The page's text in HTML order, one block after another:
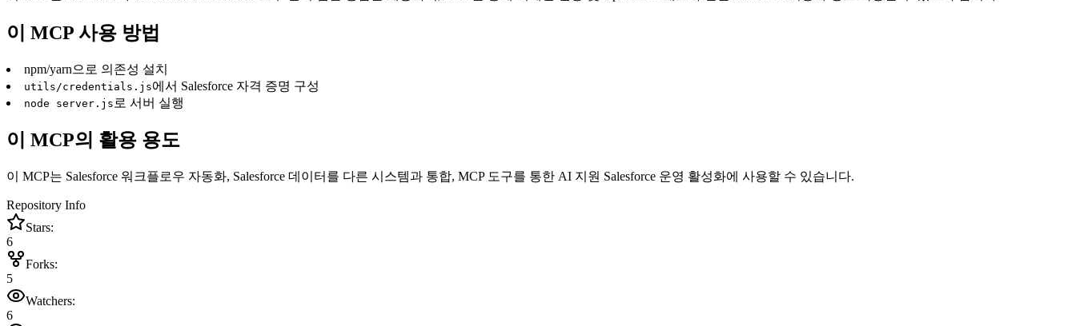
이 MCP 사용 방법
npm/yarn으로 의존성 설치
utils/credentials.js에서 Salesforce 자격 증명 구성
node server.js 로 서버 실행
이 MCP의 활용 용도
이 MCP는 Salesforce 워크플로우 자동화, Salesforce 데이터를 다른 시스템과 통합, MCP 도구를 통한 AI 지원 Salesforce 운영 활성화에 사용할 수 있습니다.
Repository Info
Stars:
6
Forks:
5
Watchers:
6